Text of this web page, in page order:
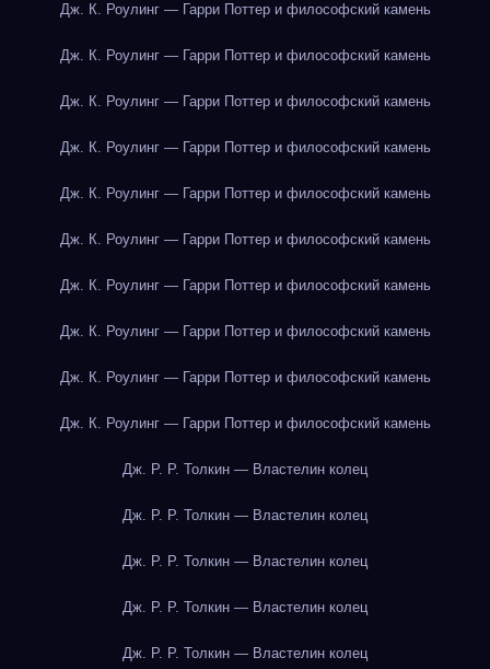
Дж. К. Роулинг — Гарри Поттер и философский камень
Дж. К. Роулинг — Гарри Поттер и философский камень
Дж. К. Роулинг — Гарри Поттер и философский камень
Дж. К. Роулинг — Гарри Поттер и философский камень
Дж. К. Роулинг — Гарри Поттер и философский камень
Дж. К. Роулинг — Гарри Поттер и философский камень
Дж. К. Роулинг — Гарри Поттер и философский камень
Дж. К. Роулинг — Гарри Поттер и философский камень
Дж. К. Роулинг — Гарри Поттер и философский камень
Дж. К. Роулинг — Гарри Поттер и философский камень
Дж. Р. Р. Толкин — Властелин колец
Дж. Р. Р. Толкин — Властелин колец
Дж. Р. Р. Толкин — Властелин колец
Дж. Р. Р. Толкин — Властелин колец
Дж. Р. Р. Толкин — Властелин колец